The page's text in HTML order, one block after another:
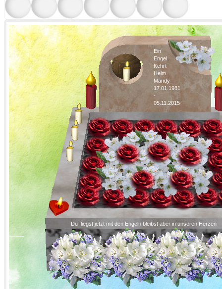
Ein
Engel
Kehrt
Heim.
Mandy
17.01.1981
-
05.11.2015
Du fliegst jetzt mit den Engeln bleibst aber in unseren Herzen